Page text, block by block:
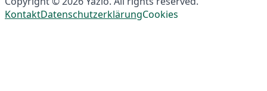
KontaktDatenschutzerklärungCookies